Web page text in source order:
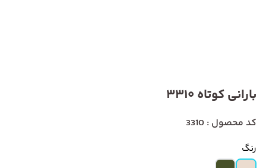
بارانی کوتاه 3310
کد محصول : 3310
رنگ